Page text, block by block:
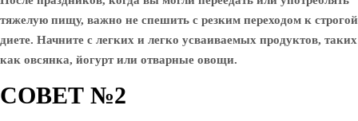
тяжелую пищу, важно не спешить с резким переходом к строгой
диете. Начните с легких и легко усваиваемых продуктов, таких
как овсянка, йогурт или отварные овощи.
СОВЕТ №2